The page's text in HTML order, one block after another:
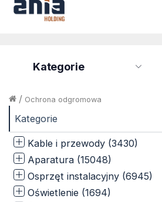
Kategorie
Ochrona odgromowa
/
Kategorie
Kable i przewody (3430)
Aparatura (15048)
Osprzęt instalacyjny (6945)
Oświetlenie (1694)